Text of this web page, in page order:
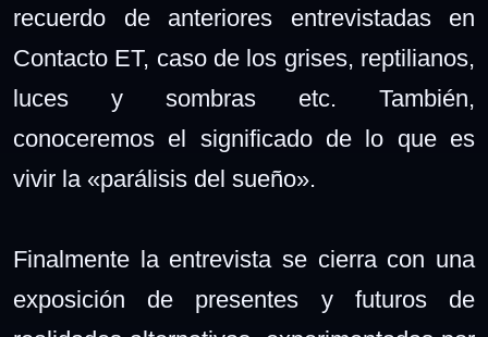
recuerdo de anteriores entrevistadas en
Contacto ET, caso de los grises, reptilianos,
luces y sombras etc. También,
conoceremos el significado de lo que es
vivir la «parálisis del sueño».
Finalmente la entrevista se cierra con una
exposición de presentes y futuros de